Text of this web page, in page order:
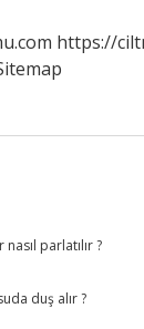
https://
parlatılır ?
duş alır ?